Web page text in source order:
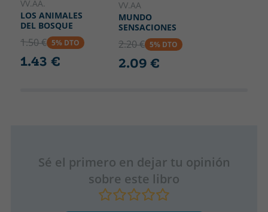
VV.AA.
LOS ANIMALES
DEL BOSQUE
1.50 € 5% DTO
1.43 €
VV.AA
MUNDO
SENSACIONES
2.20 € 5% DTO
2.09 €
Sé el primero en dejar tu opinión
sobre este libro